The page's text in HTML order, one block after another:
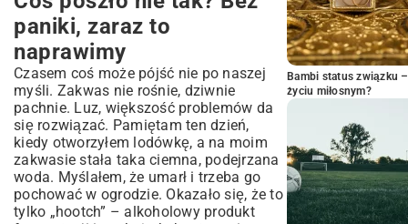
paniki, zaraz to
naprawimy
Czasem coś może pójść nie po naszej
myśli. Zakwas nie rośnie, dziwnie
pachnie. Luz, większość problemów da
się rozwiązać. Pamiętam ten dzień,
kiedy otworzyłem lodówkę, a na moim
zakwasie stała taka ciemna, podejrzana
woda. Myślałem, że umarł i trzeba go
pochować w ogrodzie. Okazało się, że to
tylko „hootch” – alkoholowy produkt
Bambi status związku
życiu miłosnym?